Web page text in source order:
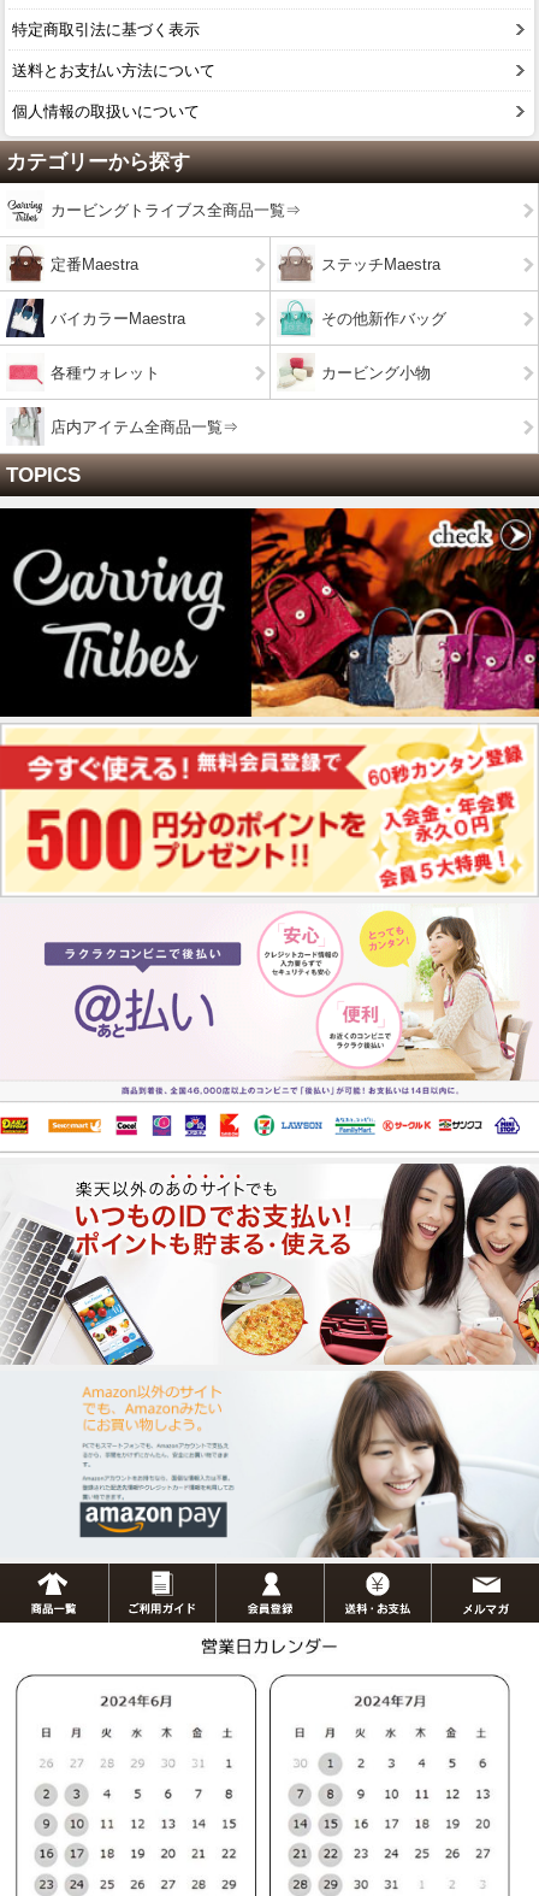
特定商取引法に基づく表示
送料とお支払い方法について
個人情報の取扱いについて
カテゴリーから探す
カービングトライブス全商品一覧⇒
定番Maestra ステッチMaestra
バイカラーMaestra その他新作バッグ
各種ウォレット カービング小物
店内アイテム全商品一覧⇒
TOPICS